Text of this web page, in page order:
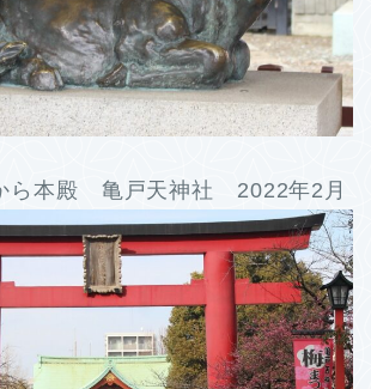
ら本殿 亀戸天神社 2022年2月